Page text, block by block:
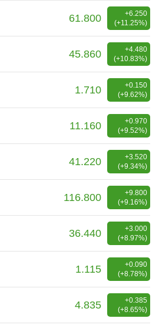
+6.250
(+11.25%)
61.800
+4.480
(+10.83%)
45.860
+0.150
(+9.62%)
1.710
+0.970
(+9.52%)
11.160
+3.520
(+9.34%)
41.220
+9.800
(+9.16%)
116.800
+3.000
(+8.97%)
36.440
+0.090
(+8.78%)
1.115
+0.385
(+8.65%)
4.835